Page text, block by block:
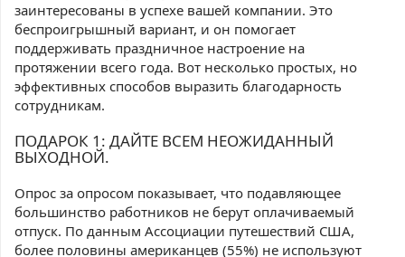
заинтересованы в успехе вашей компании. Это
беспроигрышный вариант, и он помогает
поддерживать праздничное настроение на
протяжении всего года. Вот несколько простых, но
эффективных способов выразить благодарность
сотрудникам.
ПОДАРОК 1: ДАЙТЕ ВСЕМ НЕОЖИДАННЫЙ
ВЫХОДНОЙ.
Опрос за опросом показывает, что подавляющее
большинство работников не берут оплачиваемый
отпуск. По данным Ассоциации путешествий США,
более половины американцев (55%) не используют